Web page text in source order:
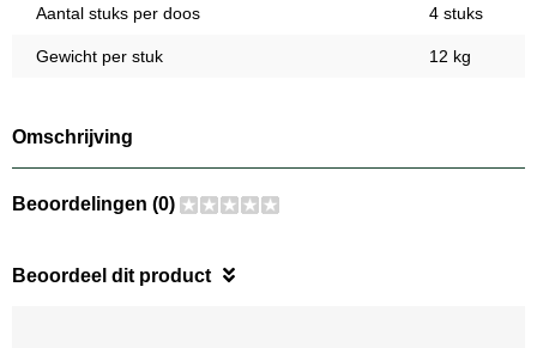
Aantal stuks per doos 4 stuks
Gewicht per stuk 12 kg
Omschrijving
Beoordelingen (0)
Beoordeel dit product